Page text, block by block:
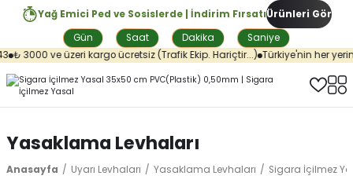
Yağ Emici Ped ve Sosislerde | İndirim Fırsatı
Gün
Saat Dakika Saniye
Ürünleri Gör
₺ 3000 ve üzeri kargo ücretsiz (Trafik Ekip. Hariçtir...) Türkiye'nin her
Yasaklama Levhaları
Anasayfa Uyarı Levhaları Yasaklama Levhaları Sigara İçilmez